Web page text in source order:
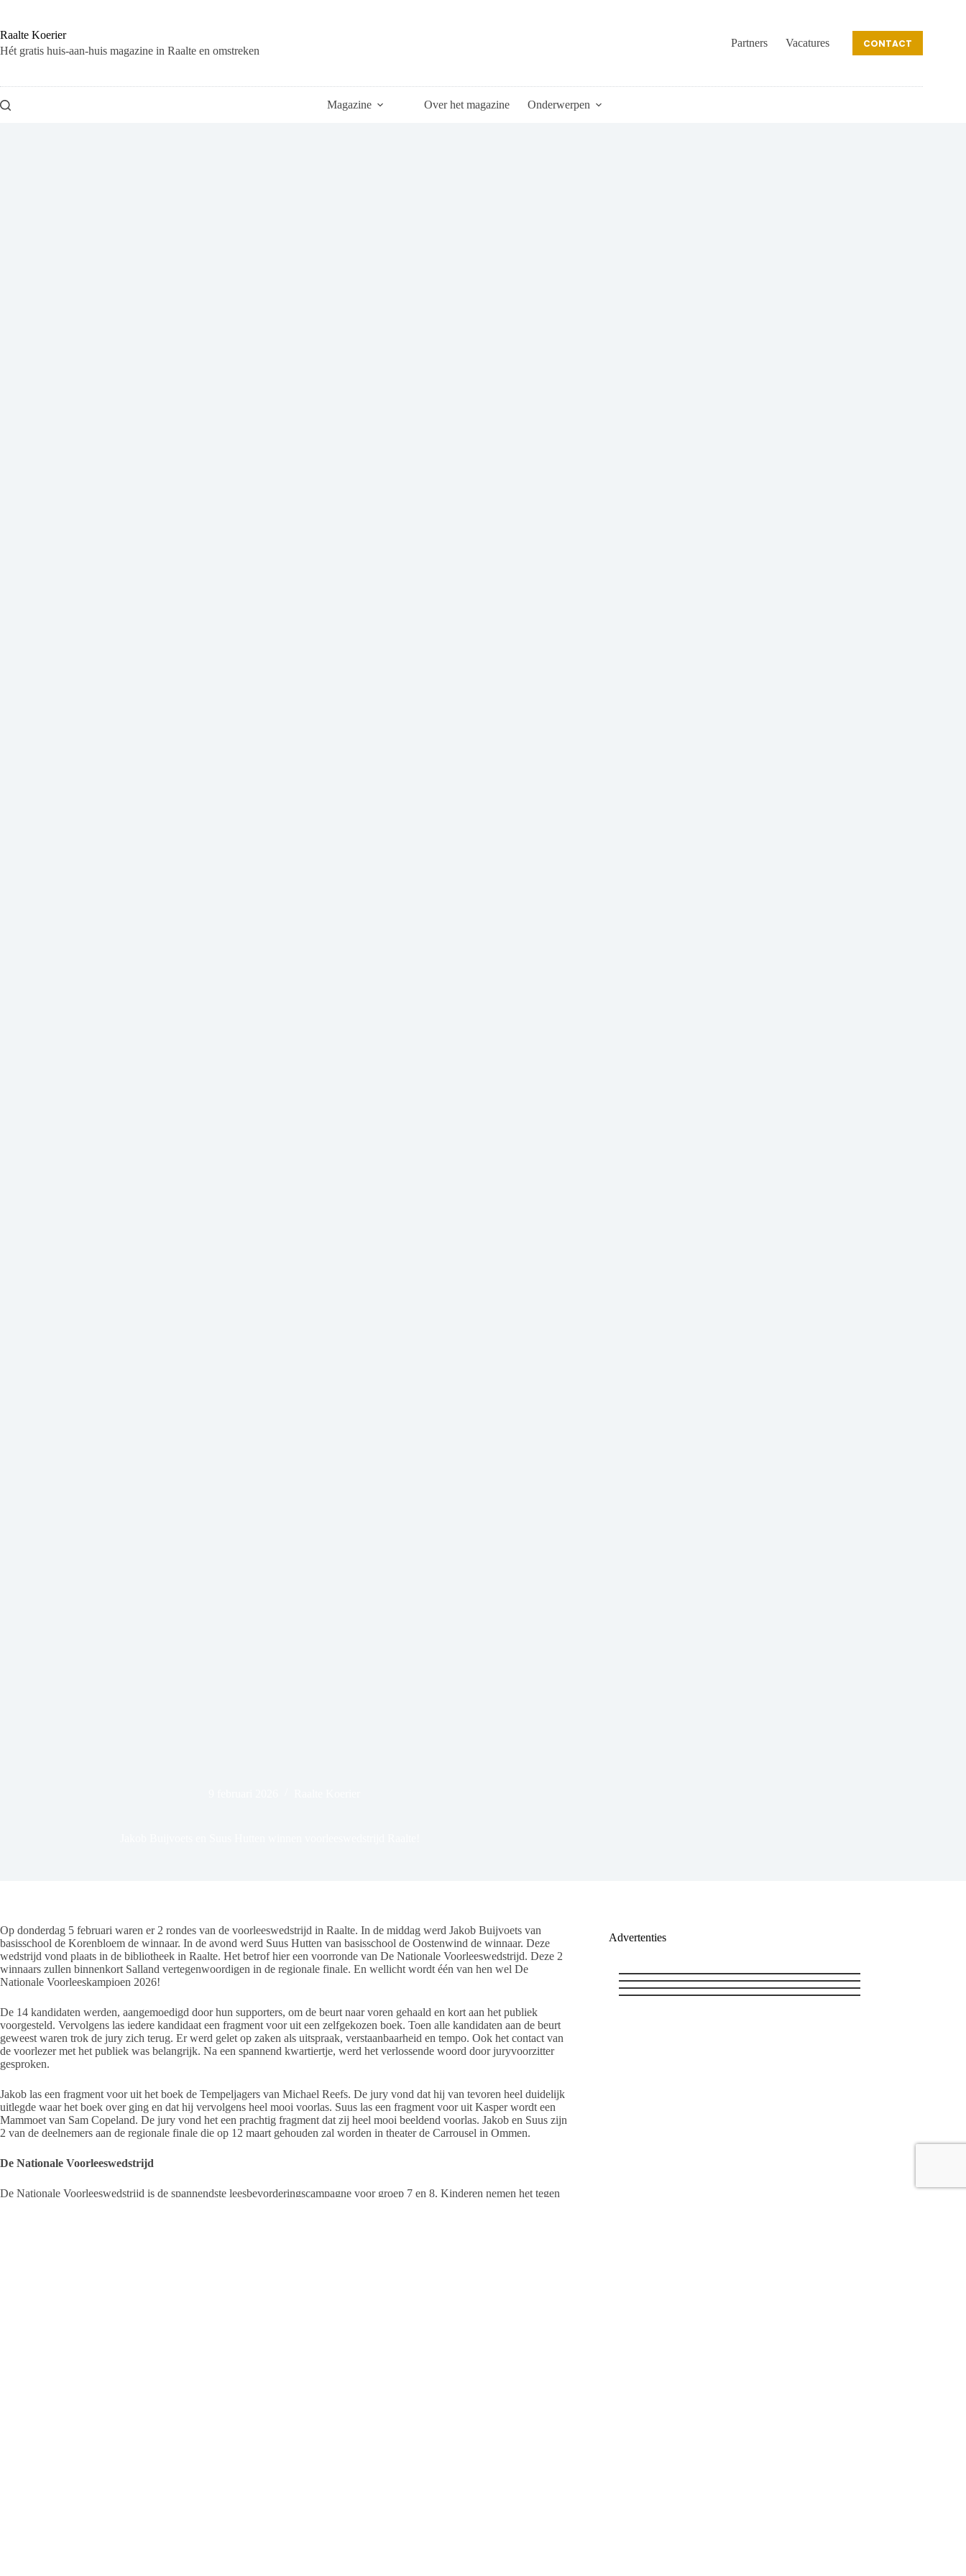
de
inhoud
Raalte Koerier
Hét gratis huis-aan-huis magazine in Raalte en omstreken
Partners Vacatures CONTACT
Magazine Over het magazine Onderwerpen
Op donderdag 5 februari waren er 2 rondes van de voorleeswedstrijd in Raalte. In de middag werd Jakob Buijvoets van
basisschool de Korenbloem de winnaar. In de avond werd Suus Hutten van basisschool de Oostenwind de winnaar. Deze
wedstrijd vond plaats in de bibliotheek in Raalte. Het betrof hier een voorronde van De Nationale Voorleeswedstrijd. Deze 2
winnaars zullen binnenkort Salland vertegenwoordigen in de regionale finale. En wellicht wordt één van hen wel De
Nationale Voorleeskampioen 2026!
De 14 kandidaten werden, aangemoedigd door hun supporters, om de beurt naar voren gehaald en kort aan het publiek
voorgesteld. Vervolgens las iedere kandidaat een fragment voor uit een zelfgekozen boek. Toen alle kandidaten aan de beurt
geweest waren trok de jury zich terug. Er werd gelet op zaken als uitspraak, verstaanbaarheid en tempo. Ook het contact van
de voorlezer met het publiek was belangrijk. Na een spannend kwartiertje, werd het verlossende woord door juryvoorzitter
gesproken.
Jakob las een fragment voor uit het boek de Tempeljagers van Michael Reefs. De jury vond dat hij van tevoren heel duidelijk
uitlegde waar het boek over ging en dat hij vervolgens heel mooi voorlas. Suus las een fragment voor uit Kasper wordt een
Mammoet van Sam Copeland. De jury vond het een prachtig fragment dat zij heel mooi beeldend voorlas. Jakob en Suus zijn
2 van de deelnemers aan de regionale finale die op 12 maart gehouden zal worden in theater de Carrousel in Ommen.
De Nationale Voorleeswedstrijd
De Nationale Voorleeswedstrijd is de spannendste leesbevorderingscampagne voor groep 7 en 8. Kinderen nemen het tegen
Advertenties